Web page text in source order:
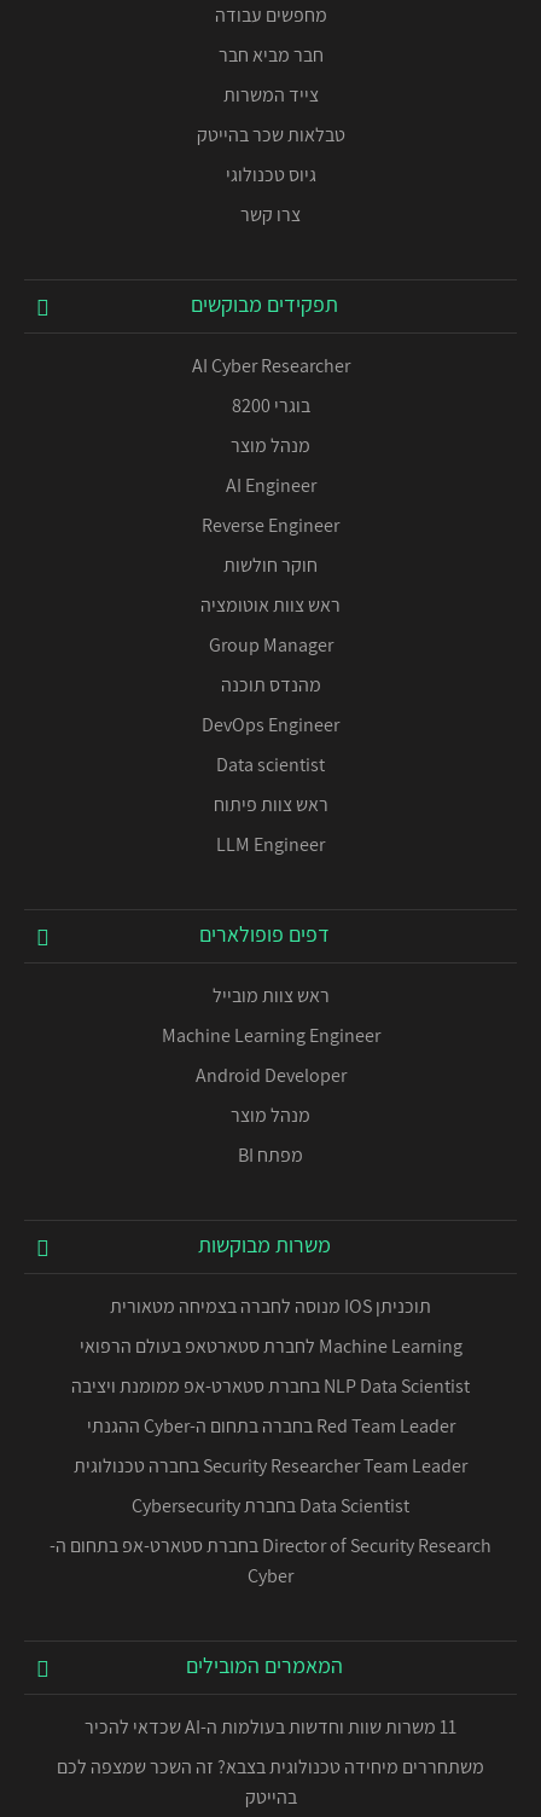
מחפשים עבודה
חבר מביא חבר
צייד המשרות
טבלאות שכר בהייטק
גיוס טכנולוגי
צרו קשר
תפקידים מבוקשים
AI Cyber Researcher
בוגרי 8200
מנהל מוצר
AI Engineer
Reverse Engineer
חוקר חולשות
ראש צוות אוטומציה
Group Manager
מהנדס תוכנה
DevOps Engineer
Data scientist
ראש צוות פיתוח
LLM Engineer
דפים פופולארים
ראש צוות מובייל
Machine Learning Engineer
Android Developer
מנהל מוצר
מפתח BI
משרות מבוקשות
תוכניתן IOS מנוסה לחברה בצמיחה מטאורית
Machine Learning לחברת סטארטאפ בעולם הרפואי
NLP Data Scientist בחברת סטארט-אפ ממומנת ויציבה
Red Team Leader בחברה בתחום ה-Cyber ההגנתי
Security Researcher Team Leader בחברה טכנולוגית
Data Scientist בחברת Cybersecurity
Director of Security Research בחברת סטארט-אפ בתחום ה-
Cyber
המאמרים המובילים
11 משרות שוות וחדשות בעולמות ה-AI שכדאי להכיר
משתחררים מיחידה טכנולוגית בצבא? זה השכר שמצפה לכם
בהייטק